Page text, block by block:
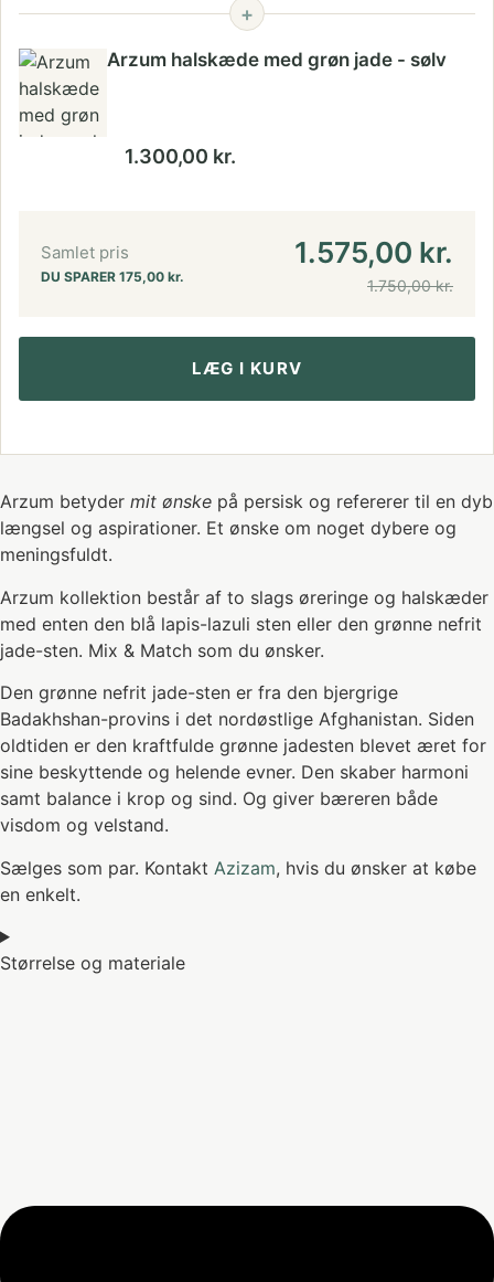
+
Arzum halskæde med grøn jade - sølv
1.300,00 kr.
Samlet pris
DU SPARER 175,00 kr.
1.575,00 kr.
1.750,00kr.
LÆG I KURV
Arzum betyder mit ønske på persisk og refererer til en dyb
længsel og aspirationer. Et ønske om noget dybere og
meningsfuldt.
Arzum kollektion består af to slags øreringe og halskæder
med enten den blå lapis-lazuli sten eller den grønne nefrit
jade-sten. Mix & Match som du ønsker.
Den grønne nefrit jade-sten er fra den bjergrige
Badakhshan-provins i det nordøstlige Afghanistan. Siden
oldtiden er den kraftfulde grønne jadesten blevet æret for
sine beskyttende og helende evner. Den skaber harmoni
samt balance i krop og sind. Og giver bæreren både
visdom og velstand.
Sælges som par. Kontakt Azizam, hvis du ønsker at købe
en enkelt.
Størrelse og materiale